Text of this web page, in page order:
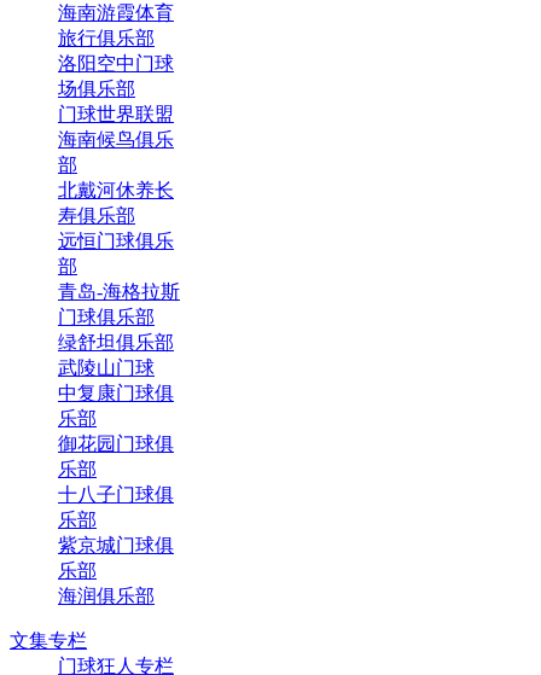
海南游霞体育
旅行俱乐部
洛阳空中门球
场俱乐部
门球世界联盟
海南候鸟俱乐
部
北戴河休养长
寿俱乐部
远恒门球俱乐
部
青岛-海格拉斯
门球俱乐部
绿舒坦俱乐部
武陵山门球
中复康门球俱
乐部
御花园门球俱
乐部
十八子门球俱
乐部
紫京城门球俱
乐部
海润俱乐部
文集专栏
门球狂人专栏